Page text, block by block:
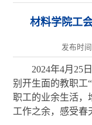
材料学院工
发布时
2024年4月25
别开生面的教职工
职工的业余生活，
工作之余，感受春